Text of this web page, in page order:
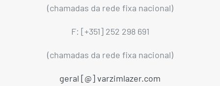
(chamadas da rede fixa nacional)
F: [+351] 252 298 691
(chamadas da rede fixa nacional)
geral [@] varzimlazer.com